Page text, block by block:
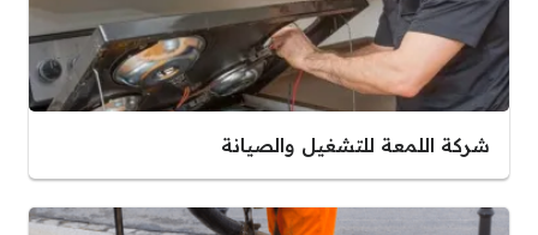
شركة اللمعة للتشغيل والصيانة